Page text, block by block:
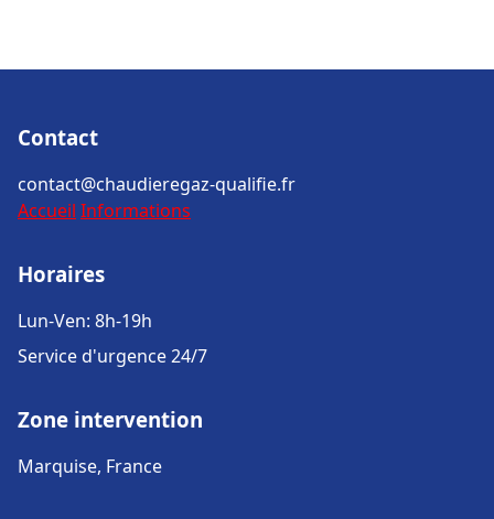
Contact
contact@chaudieregaz-qualifie.fr
Accueil Informations
Horaires
Lun-Ven: 8h-19h
Service d'urgence 24/7
Zone intervention
Marquise, France